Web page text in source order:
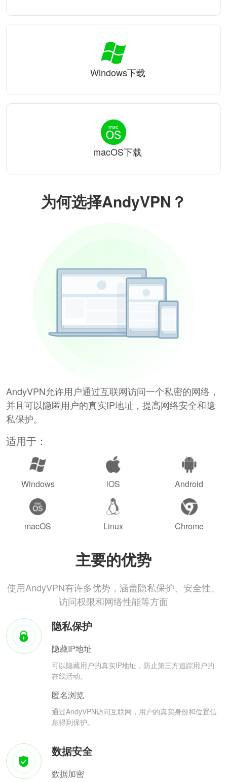
为何选择AndyVPN？
AndyVPN允许用户通过互联网访问一个私密的网络，
并且可以隐匿用户的真实IP地址，提高网络安全和隐
私保护。
适用于：
Windows iOS Android
macOS Linux Chrome
主要的优势
使用AndyVPN有许多优势，涵盖隐私保护、安全性、
访问权限和网络性能等方面
隐私保护
隐藏IP地址
可以隐藏用户的真实IP地址，防止第三方追踪用户的
在线活动。
匿名浏览
通过AndyVPN访问互联网，用户的真实身份和位置信
息得到保护。
数据安全
数据加密
Windows下载
macOS下载